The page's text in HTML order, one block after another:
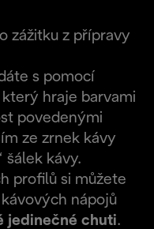
zážitku z přípravy
s pomocí
který hraje barvami
povedenými
ze zrnek kávy
šálek kávy.
profilů si můžete
nápojů
jedinečné chuti.